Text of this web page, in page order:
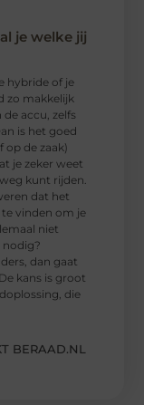
je welke jij
hybride of je
zo makkelijk
accu, zelfs
is het goed
op de zaak)
je zeker weet
kunt rijden.
dat het
vinden om je
niet
nodig?
dan gaat
kans is groot
die
BERAAD.NL